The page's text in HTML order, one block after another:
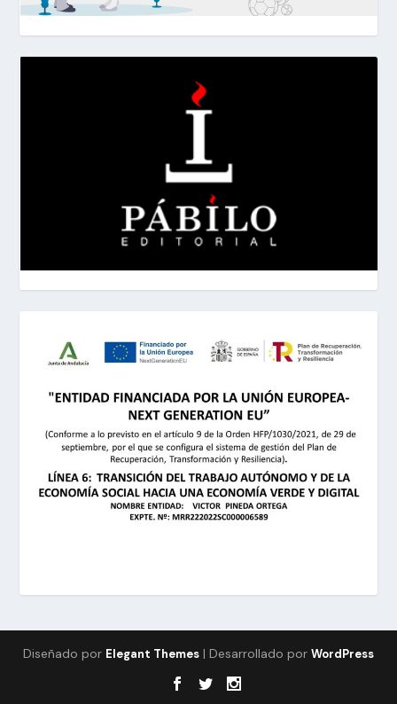
Diseñado por Elegant Themes | Desarrollado por WordPress